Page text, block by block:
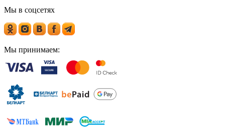
Мы в соцсетях
Мы принимаем: